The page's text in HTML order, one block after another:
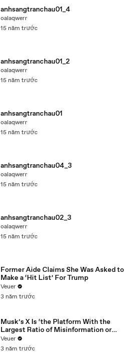
anhsangtranchau01_4
oalaqwerr
15 năm trước
anhsangtranchau01_2
oalaqwerr
15 năm trước
anhsangtranchau01
oalaqwerr
15 năm trước
anhsangtranchau04_3
oalaqwerr
15 năm trước
anhsangtranchau02_3
oalaqwerr
15 năm trước
Former Aide Claims She Was Asked to
Make a ‘Hit List’ For Trump
Veuer
3 năm trước
Musk’s X Is ‘the Platform With the
Largest Ratio of Misinformation or
Disinformation’ Amongst All Social
Media Platforms
Veuer
3 năm trước